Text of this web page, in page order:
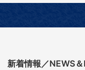
新着情報／NEWS＆